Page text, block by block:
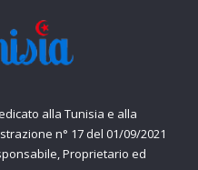
alla Tunisia e alla
n° 17 del 01/09/2021
Proprietario ed